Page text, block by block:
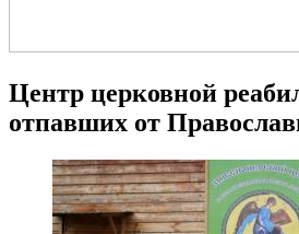
Центр церковной
отпавших от